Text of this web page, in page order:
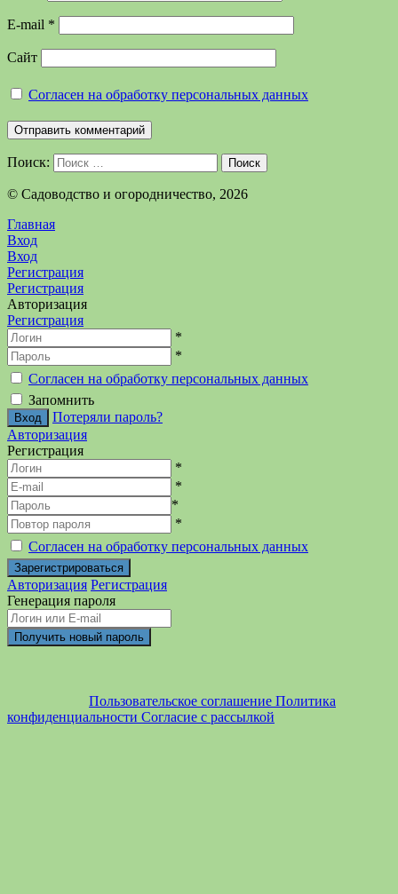
E-mail *
Сайт
Согласен на обработку персональных данных
Поиск: Поиск
©️ Садоводство и огородничество, 2026
Главная
Вход
Вход
Регистрация
Регистрация
Авторизация
Регистрация
*
*
Согласен на обработку персональных данных
Запомнить
Потеряли пароль?
Авторизация
Регистрация
*
*
*
*
Согласен на обработку персональных данных
Авторизация Регистрация
Генерация пароля
Пользовательское соглашение Политика
конфиденциальности Согласие с рассылкой